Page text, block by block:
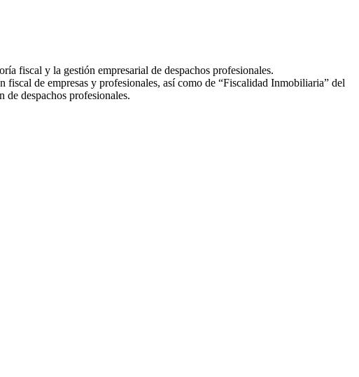
fiscal y la gestión empresarial de despachos profesionales.
de empresas y profesionales, así como de “Fiscalidad Inmobiliaria” del
despachos profesionales.